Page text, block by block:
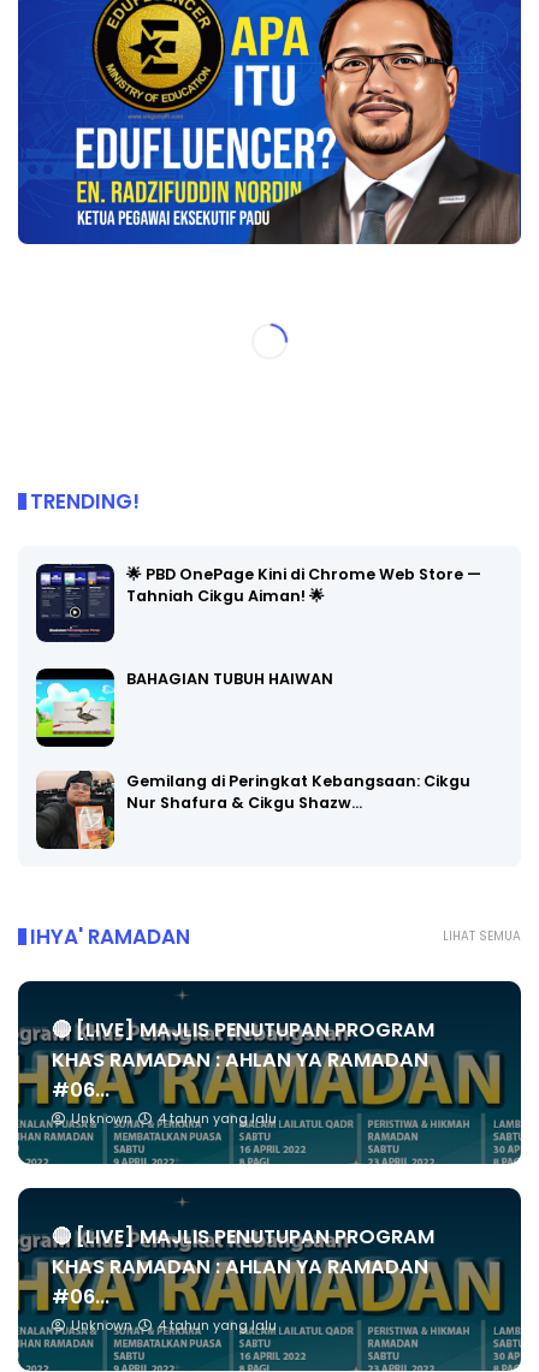
TRENDING!
🌟 PBD OnePage Kini di Chrome Web Store —
Tahniah Cikgu Aiman! 🌟
BAHAGIAN TUBUH HAIWAN
Gemilang di Peringkat Kebangsaan: Cikgu
Nur Shafura & Cikgu Shazw…
LIHAT SEMUA
IHYA' RAMADAN
🔴 [LIVE] MAJLIS PENUTUPAN PROGRAM
KHAS RAMADAN : AHLAN YA RAMADAN
#06...
Unknown 4 tahun yang lalu
🔴 [LIVE] MAJLIS PENUTUPAN PROGRAM
KHAS RAMADAN : AHLAN YA RAMADAN
#06...
Unknown 4 tahun yang lalu